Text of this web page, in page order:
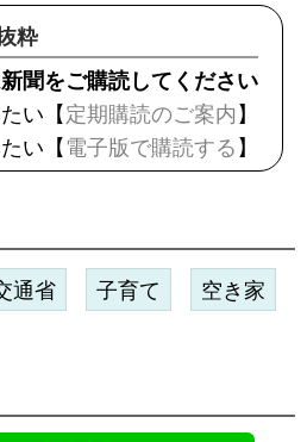
粋
聞をご購読してください
い【 定期購読のご案内 】
い【 電子版で購読する 】
通省 子育て 空き家